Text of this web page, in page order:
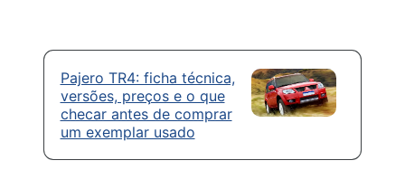
Pajero TR4: ficha técnica,
versões, preços e o que
checar antes de comprar
um exemplar usado